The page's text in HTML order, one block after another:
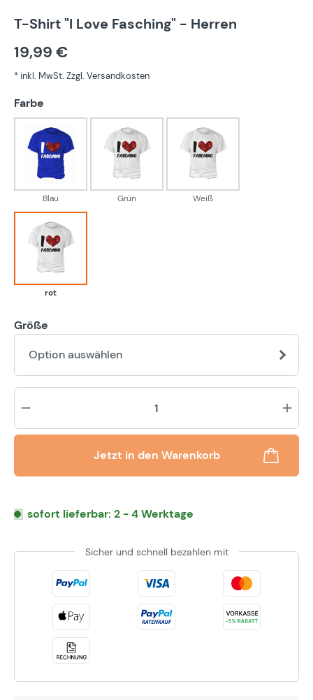
T-Shirt "I Love Fasching" - Herren
19,99 €
* inkl. MwSt. Zzgl. Versandkosten
Farbe
Blau
Blau
Grün
Grün
Weiß
Weiß
rot
rot
Größe
Option auswählen
Jetzt in den Warenkorb
sofort lieferbar: 2 - 4 Werktage
Sicher und schnell bezahlen mit